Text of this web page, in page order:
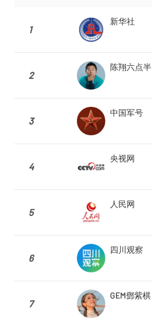
1
新华社
2
陈翔六点半
3
中国军号
4
央视网
5
人民网
6
四川观察
7
GEM鄧紫棋